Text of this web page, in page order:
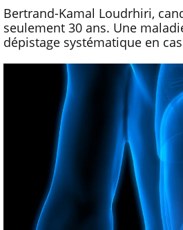
Bertrand-Kamal Loudrhiri,
seulement 30 ans. Une
dépistage systématique en